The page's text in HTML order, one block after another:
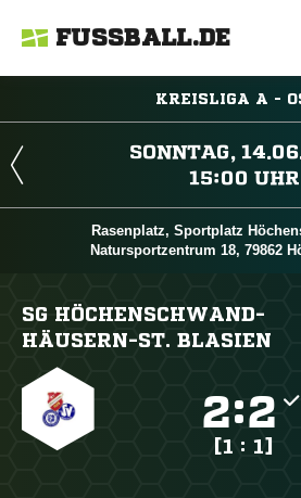
FUSSBALL.DE
KREISLIGA A -

 
Rasenplatz, Sportplatz
Natursportzentrum 18, 79862
SG HÖCHENSCHWAND-
HÄUSERN-ST. BLASIEN
:
[1 : 1]